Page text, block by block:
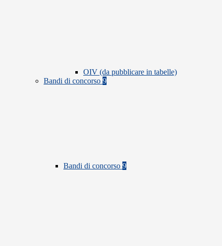
OIV (da pubblicare in tabelle)
Bandi di concorso 9
Bandi di concorso 9